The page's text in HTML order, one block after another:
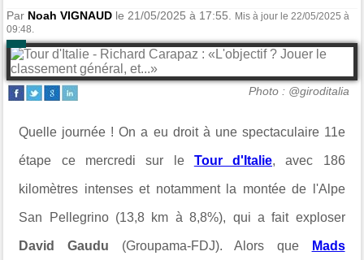
Par Noah VIGNAUD le 21/05/2025 à 17:55.
Mis à jour le 22/05/2025 à
09:48.
Photo : @giroditalia
Quelle journée ! On a eu droit à une spectaculaire 11e
étape ce mercredi sur le Tour d'Italie, avec 186
kilomètres intenses et notamment la montée de l'Alpe
San Pellegrino (13,8 km à 8,8%), qui a fait exploser
David Gaudu (Groupama-FDJ). Alors que Mads